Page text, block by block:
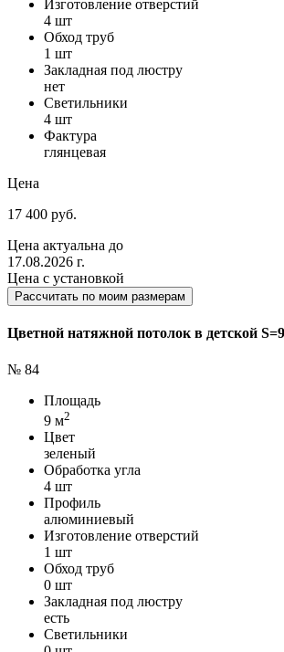
Изготовление отверстий
4 шт
Обход труб
1 шт
Закладная под люстру
нет
Светильники
4 шт
Фактура
глянцевая
Цена
17 400 руб.
Цена актуальна до
17.08.2026 г.
Цена с установкой
Рассчитать по моим размерам
Цветной натяжной потолок в детской
№ 84
Площадь
9 м2
Цвет
зеленый
Обработка угла
4 шт
Профиль
алюминиевый
Изготовление отверстий
1 шт
Обход труб
0 шт
Закладная под люстру
есть
Светильники